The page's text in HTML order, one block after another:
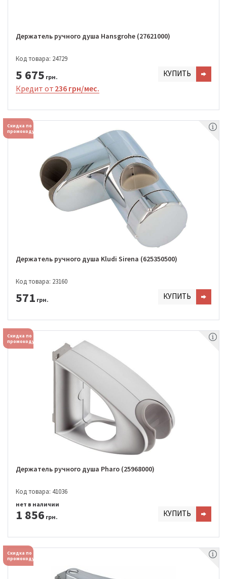
Держатель ручного душа Hansgrohe (27621000)
Код товара: 24729
5 675 грн. КУПИТЬ
Кредит от 236 грн/мес.
Скидка по
промокоду
Держатель ручного душа Kludi Sirena (625350500)
Код товара: 23160
571 грн. КУПИТЬ
Скидка по
промокоду
Держатель ручного душа Pharo (25968000)
Код товара: 41036
1 856 грн.
нет в наличии
КУПИТЬ
Скидка по
промокоду